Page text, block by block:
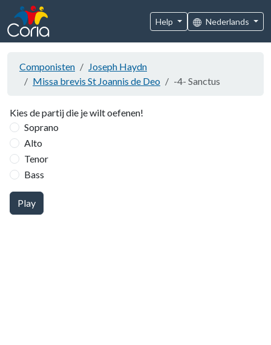
Help Nederlands
Componisten
Joseph Haydn
Missa brevis St Joannis de Deo
-4- Sanctus
Kies de partij die je wilt oefenen!
Soprano
Alto
Tenor
Bass
Play